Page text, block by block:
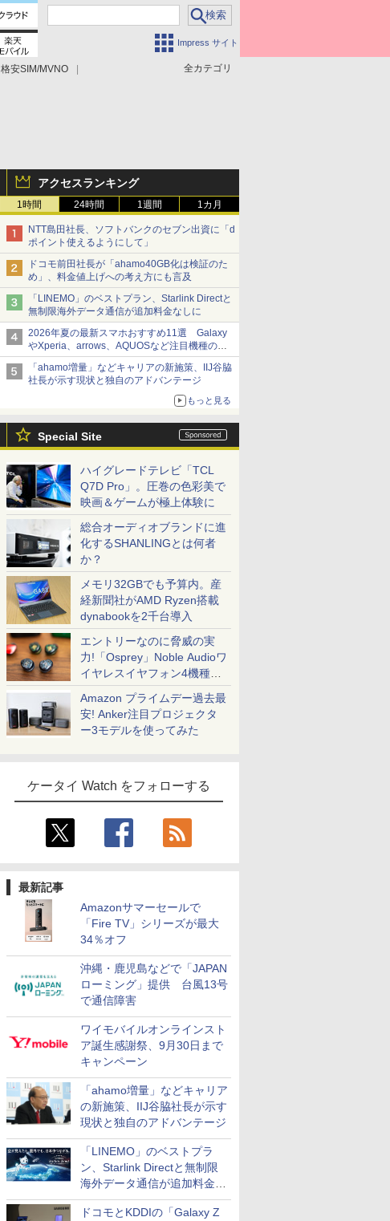
Impress サイト
全カテゴリ
格安SIM/MVNO
アクセスランキング
1時間 24時間 1週間 1カ月
NTT島田社長、ソフトバンクのセブン出資に「d
ポイント使えるようにして」
ドコモ前田社長が「ahamo40GB化は検証のた
め」、料金値上げへの考え方にも言及
「LINEMO」のベストプラン、Starlink Directと
無制限海外データ通信が追加料金なしに
2026年夏の最新スマホおすすめ11選 Galaxy
やXperia、arrows、AQUOSなど注目機種の特
徴は
「ahamo増量」などキャリアの新施策、IIJ谷脇
社長が示す現状と独自のアドバンテージ
もっと見る
Special Site
ハイグレードテレビ「TCL
Q7D Pro」。圧巻の色彩美で
映画＆ゲームが極上体験に
総合オーディオブランドに進
化するSHANLINGとは何者
か？
メモリ32GBでも予算内。産
経新聞社がAMD Ryzen搭載
dynabookを2千台導入
エントリーなのに脅威の実
力!「Osprey」Noble Audioワ
イヤレスイヤフォン4機種を
一気に聴く
Amazon プライムデー過去最
安! Anker注目プロジェクタ
ー3モデルを使ってみた
ケータイ Watch をフォローする
最新記事
Amazonサマーセールで
「Fire TV」シリーズが最大
34％オフ
沖縄・鹿児島などで「JAPAN
ローミング」提供 台風13号
で通信障害
ワイモバイルオンラインスト
ア誕生感謝祭、9月30日まで
キャンペーン
「ahamo増量」などキャリア
の新施策、IIJ谷脇社長が示す
現状と独自のアドバンテージ
「LINEMO」のベストプラ
ン、Starlink Directと無制限
海外データ通信が追加料金な
しに
ドコモとKDDIの「Galaxy Z